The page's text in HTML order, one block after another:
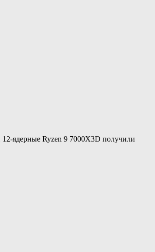
ядерные Ryzen 9 7000X3D получили